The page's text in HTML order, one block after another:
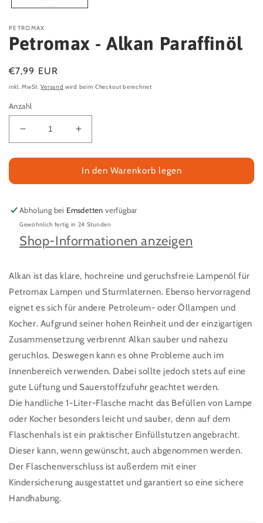
PETROMAX
Petromax - Alkan Paraffinöl
Normaler
Preis
€7,99 EUR
inkl. MwSt.Versand wird beim Checkout berechnet
Anzahl
Verringere
die
Menge
Petromax
Alkan
Paraffinöl
Erhöhe
die
Menge
für
Petromax
Alkan
Paraffinöl
In den Warenkorb legen
Abholung bei Emsdetten verfügbar
Gewöhnlich fertig in 24 Stunden
Shop-Informationen anzeigen
Alkan ist das klare, hochreine und geruchsfreie Lampenöl für
Petromax Lampen und Sturmlaternen. Ebenso hervorragend
eignet es sich für andere Petroleum- oder Öllampen und
Kocher. Aufgrund seiner hohen Reinheit und der einzigartigen
Zusammensetzung verbrennt Alkan sauber und nahezu
geruchlos. Deswegen kann es ohne Probleme auch im
Innenbereich verwenden. Dabei sollte jedoch stets auf eine
gute Lüftung und Sauerstoffzufuhr geachtet werden.
Die handliche 1-Liter-Flasche macht das Befüllen von Lampe
oder Kocher besonders leicht und sauber, denn auf dem
Flaschenhals ist ein praktischer Einfüllstutzen angebracht.
Dieser kann, wenn gewünscht, auch abgenommen werden.
Der Flaschenverschluss ist außerdem mit einer
Kindersicherung ausgestattet und garantiert so eine sichere
Handhabung.